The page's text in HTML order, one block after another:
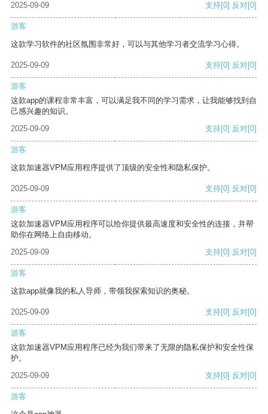
2025-09-09 支持[0] 反对[0]
游客
这款学习软件的社区氛围非常好，可以与其他学习者交流学习心得。
2025-09-09 支持[0] 反对[0]
游客
这款app的课程非常丰富，可以满足我不同的学习需求，让我能够找到自
己感兴趣的知识。
2025-09-09
支持[0] 反对[0]
游客
这款加速器VPM应用程序提供了顶级的安全性和隐私保护。
2025-09-09 支持[0] 反对[0]
游客
这款加速器VPM应用程序可以给你提供最高速度和安全性的连接，并帮
助你在网络上自由移动。
2025-09-09
支持[0] 反对[0]
游客
这款app就像我的私人导师，带领我探索知识的奥秘。
2025-09-09 支持[0] 反对[0]
游客
这款加速器VPM应用程序已经为我们带来了无限的隐私保护和安全性保
护。
2025-09-09
支持[0] 反对[0]
游客